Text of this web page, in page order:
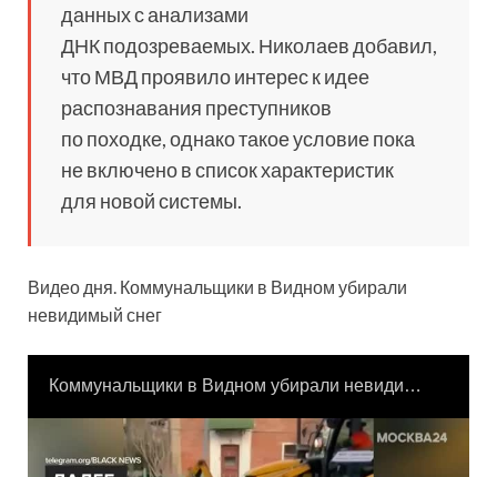
данных с анализами
ДНК подозреваемых. Николаев добавил,
что МВД проявило интерес к идее
распознавания преступников
по походке, однако такое условие пока
не включено в список характеристик
для новой системы.
Видео дня. Коммунальщики в Видном убирали
невидимый снег